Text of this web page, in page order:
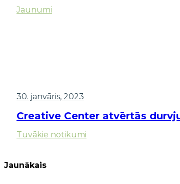
Jaunumi
30. janvāris, 2023
Creative Center atvērtās
Tuvākie notikumi
Jaunākais